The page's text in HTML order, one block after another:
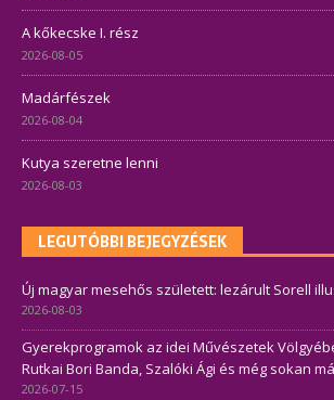
A kőkecske I. rész
2026-08-05
Madárfészek
2026-08-04
Kutya szeretne lenni
2026-08-03
LEGUTÓBBI BEJEGYZÉSEK
Új magyar mesehős született: lezárult Sorell
2026-08-03
Gyerekprogramok az idei Művészetek
Rutkai Bori Banda, Szalóki Ági és még sokan
2026-07-15